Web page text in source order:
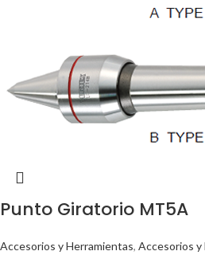
Punto Giratorio MT5A
Accesorios y Herramientas, Accesorios y